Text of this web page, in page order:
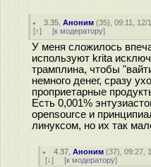
3.35 ,Аноним (35), 09:11, 12/
[↑] [к модератору]
У меня сложилось
используют krita
трамплина, чтобы
немного денег, сразу
проприетарные
Есть 0,001%
opensource и
линуксом, но их так
4.37 ,Аноним (37), 09:27,
[↓] [к модератору]